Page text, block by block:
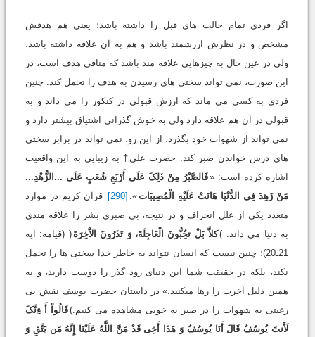
اگر فردی تمام حالت های قبل را داشته باشد؛ یعنی هم هدفش
مشخص و در نظرش ارزشمند باشد و هم به آن علاقه داشته باشد،
ولی در عین حال به چیزهایی علاقه مند باشد که منافی هدف است، در
این صورت، نمی تواند سختی های رسیدن به هدف را تحمل کند. چنین
فردی به کسی می ماند که ارزش قبولی در کنکور را می داند و به
قبولی در آن هم علاقه دارد ولی به خوش گذرانی اشتیاق بیشتر دارد و
نمی تواند از شهوات خود بگذرد، از این رو، نمی تواند در برابر سختی
های درس خواندن صبر کند. حضرت علی† به زیبایی به این واقعیت
اشاره کرده است: «فَالصَّبْرُ مِنْ ذَلِکَ عَلَی أَرْبَعِ شُعَبٍ عَلَی ...الزُّهْدِ...
مَنْ زَهِدَ فِی الدُّنْیَا هَانَتْ عَلَیْهِ الْمُصِیبَات».
[290]
قرآن کریم در موارد
متعدد یکی از علل انحراف و در نتیجه، بی صبری بشر را علاقه مندی
به دنیا می داند. )کلاََّ بَلْ تحُِبُّونَ الْعَاجِلَةَ، وَ تَذَرُونَ الاَْخِرَةَ ( (قیامه: آیه
21ـ20)؛ چنین نیست که انسان نتواند به خاطر خدا سختی ها را تحمل
نکند، بلکه در حقیقت شما این دنیای زود گذر را دوست دارید، و به
همین دلیل آخرت را رها می‏کنید.» در داستان حضرت یوسف نقش بی
رغبتی به شهوات را در صبر به خوبی مشاهده می کنیم.)قَالُواْ أَ ءِنَّکَ
لَأَنتَ یُوسُفُ قَالَ أَنَا یُوسُفُ وَ هَذَا أَخِی قَدْ مَنَّ اللَّهُ عَلَیْنَا إِنَّهُ مَن یَتَّقِ وَ